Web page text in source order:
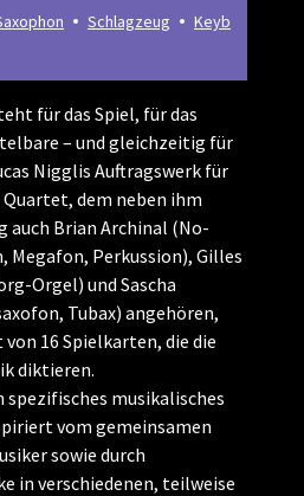
Schlagzeug
Keyb
für das Spiel, für das
– und gleichzeitig für
Nigglis Auftragswerk für
dem neben ihm
auch Brian Archinal (No-
Megafon, Perkussion), Gilles
Orgel) und Sascha
Tubax) angehören,
16 Spielkarten, die die
diktieren.
spezifisches musikalisches
vom gemeinsamen
sowie durch
in verschiedenen, teilweise